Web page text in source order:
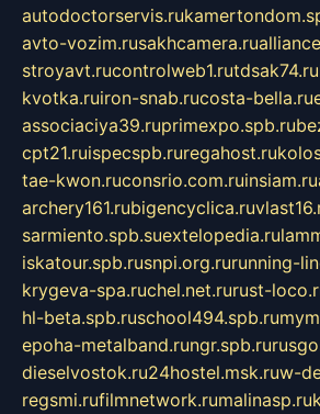
autodoctorservis.ru
avto-vozim.rusakhcamera.ru
stroyavt.rucontrolweb1.rutdsak74.ru
kvotka.ruiron-snab.rucosta-bella.ru
associaciya39.ruprimexpo.spb.ru
cpt21.ruispecspb.ruregahost.ru
tae-kwon.ruconsrio.com.ruinsiam.ru
archery161.rubigencyclica.ru
sarmiento.spb.suextelopedia.ru
iskatour.spb.rusnpi.org.rurunning-
krygeva-spa.ruchel.net.rurust-
hl-beta.spb.ruschool494.spb.ru
epoha-metalband.rungr.spb.ru
dieselvostok.ru24hostel.msk.ruw-
regsmi.rufilmnetwork.rumalinasp.ru